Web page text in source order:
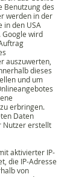
Benutzung des
werden in der
in den USA
wird
auszuwerten,
dieses
und um
erbringen.
Daten
Nutzer erstellt
aktivierter IP-
die IP-Adresse
von